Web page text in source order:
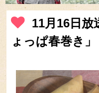
11月16日 放
ょっぱ春巻き」